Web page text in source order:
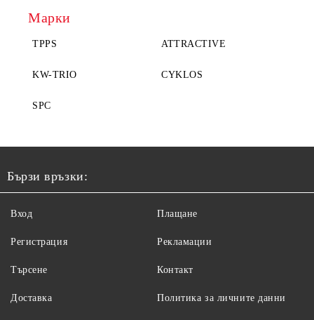
Марки
TPPS ATTRACTIVE
KW-TRIO CYKLOS
SPC
Бързи връзки:
Вход
Регистрация
Търсене
Доставка
Плащане
Рекламации
Контакт
Политика за личните данни